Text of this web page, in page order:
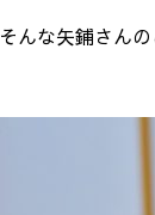
そんな矢鋪さん